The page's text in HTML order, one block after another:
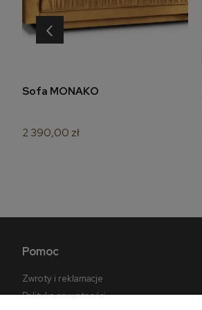
Sofa MONAKO
2 390,00 zł
‹
Pomoc
Zwroty i reklamacje
Polityka prywatności